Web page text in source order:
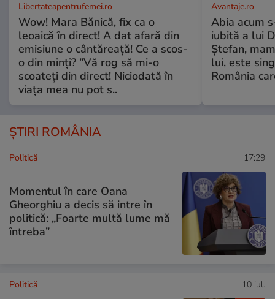
Libertateapentrufemei.ro
Wow! Mara Bănică, fix ca o
leoaică în direct! A dat afară din
emisiune o cântăreață! Ce a scos-
o din minți? ”Vă rog să mi-o
scoateți din direct! Niciodată în
viața mea nu pot s..
Avantaje.ro
Abia acum
iubită a lui
Ștefan,
lui, este
România
ȘTIRI ROMÂNIA
Politică 17:29
Momentul în care Oana
Gheorghiu a decis să intre în
politică: „Foarte multă lume mă
întreba”
Politică 10 iul.